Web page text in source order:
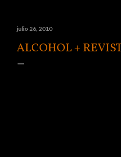
julio 26, 2010
ALCOHOL +